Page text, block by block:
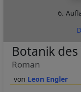
6.
Leon Engler
Botanik
Roman